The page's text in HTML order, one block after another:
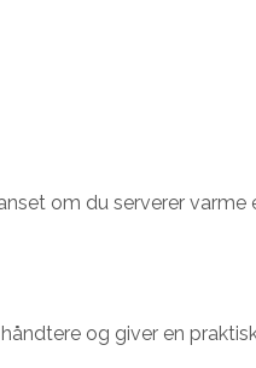
om du serverer varme
og giver en